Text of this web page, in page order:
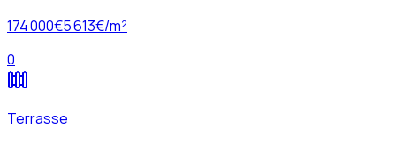
174 000€5 613€/m²
0
Terrasse